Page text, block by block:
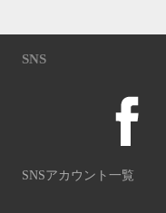
SNS
SNSアカウント一覧